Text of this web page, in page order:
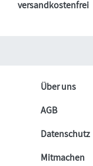
versandkostenfrei
Über uns
AGB
Datenschutz
Mitmachen